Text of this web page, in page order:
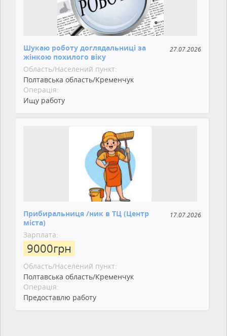
Шукаю роботу доглядальниці за
жінкою похилого віку
27.07.2026
Область/Населений пункт:
Полтавська область/Кременчук
Операція:
Ищу работу
Прибиральниця /ник в ТЦ (Центр
міста)
17.07.2026
Зарплата:
9000грн
Область/Населений пункт:
Полтавська область/Кременчук
Операція:
Предоставлю работу